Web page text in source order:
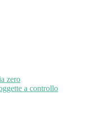
zero
a controllo